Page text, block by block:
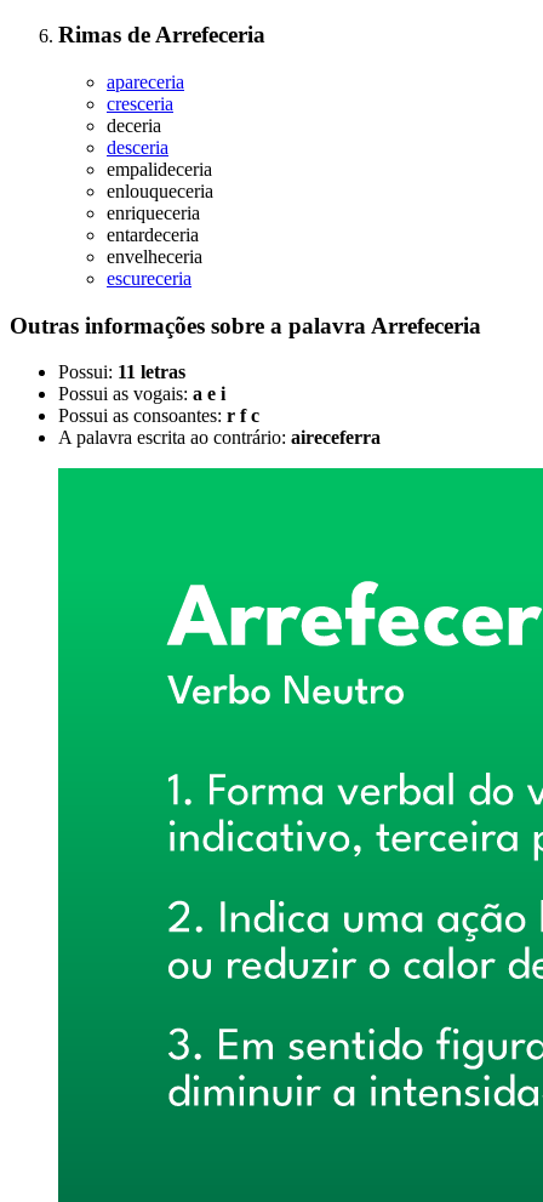
Rimas de Arrefeceria
apareceria
cresceria
deceria
desceria
empalideceria
enlouqueceria
enriqueceria
entardeceria
envelheceria
escureceria
Outras informações sobre a palavra Arrefeceria
Possui: 11 letras
Possui as vogais: a e i
Possui as consoantes: r f c
A palavra escrita ao contrário: aireceferra